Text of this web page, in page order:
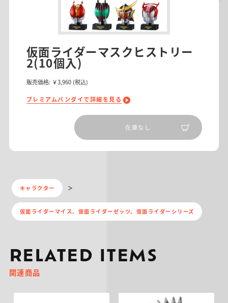
仮面ライダーマスクヒストリー
2(10個入)
販売価格: ￥3,960 (税込)
プレミアムバンダイで詳細を見る
在庫なし
キャラクター
仮面ライダーマイス、仮面ライダーゼッツ、仮面ライダーシリーズ
RELATED ITEMS
関連商品